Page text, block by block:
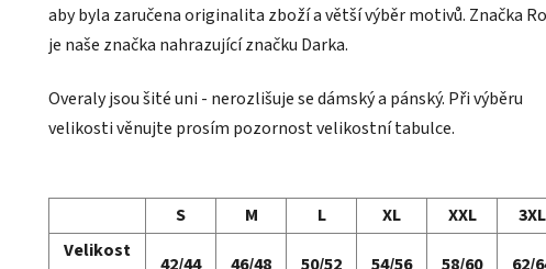
aby byla zaručena originalita zboží a větší výběr motivů. Značka
je naše značka nahrazující značku Darka.
Overaly jsou šité uni - nerozlišuje se dámský a pánský. Při výběru
velikosti věnujte prosím pozornost velikostní tabulce.
S M L XL XXL
3XL
Velikost